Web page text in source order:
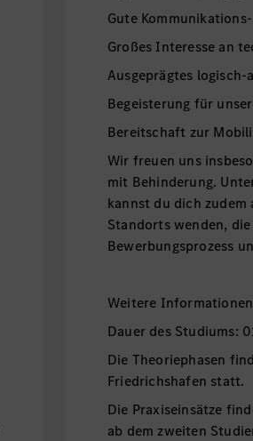
Gute
Großes Interesse an
Ausgeprägtes logisch-
Begeisterung für
Bereitschaft zur
Wir freuen uns
mit Behinderung.
kannst du dich
Standorts wenden,
Bewerbungsprozess
Weitere Informationen
Dauer des Studiums:
Die Theoriephasen
Friedrichshafen statt.
Die Praxiseinsätze
ab dem zweiten